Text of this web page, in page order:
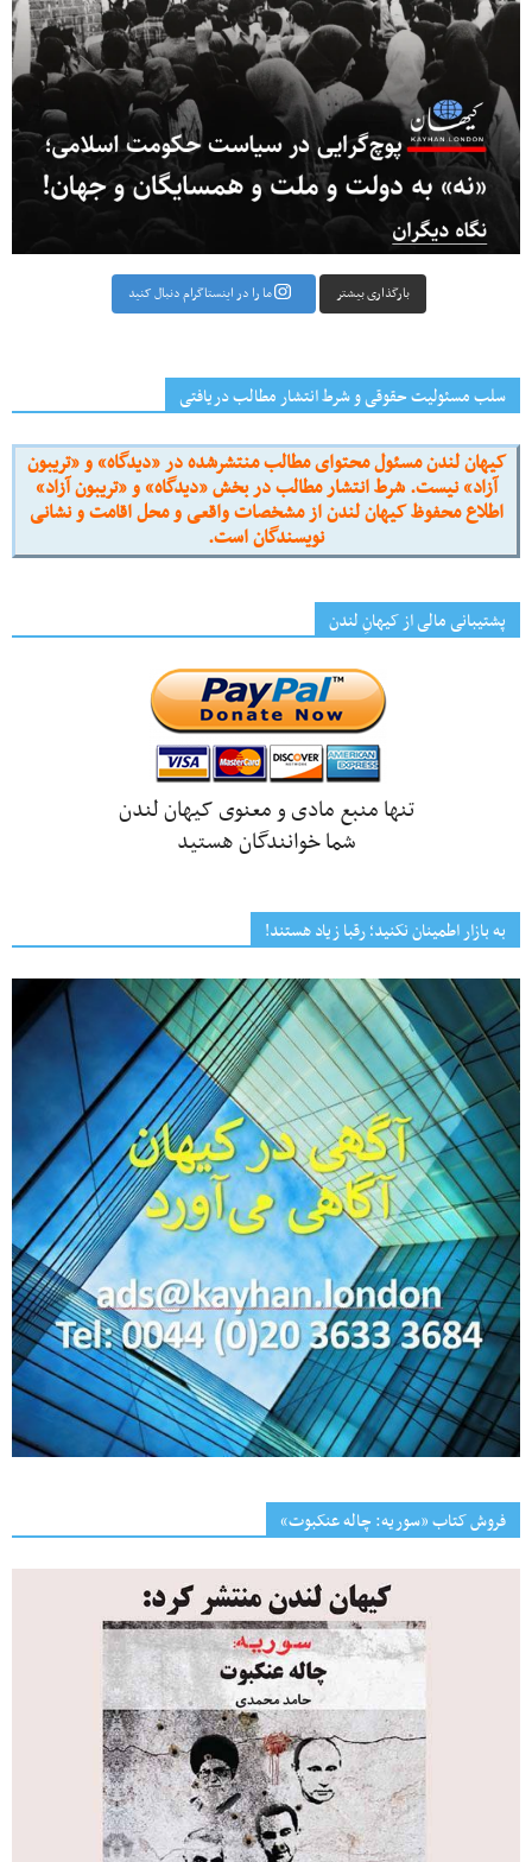
بارگذاری بیشتر ما را در اینستاگرام دنبال کنید
سلب مسئولیت حقوقی و شرط انتشار مطالب دریافتی
کیهان لندن مسئول محتوای مطالب منتشرشده در «دیدگاه» و «تریبون
آزاد» نیست. شرط انتشار مطالب در بخش «دیدگاه» و «تریبون آزاد»
اطلاع محفوظ کیهان لندن از مشخصات واقعی و محل اقامت و نشانی
نویسندگان است.
پشتیبانی مالی از کیهانِ لندن
تنها منبع مادی و معنوی کیهان لندن
شما خوانندگان هستید
به بازار اطمینان نکنید؛ رقبا زیاد هستند!
فروش کتاب «سوریه: چاله عنکبوت»